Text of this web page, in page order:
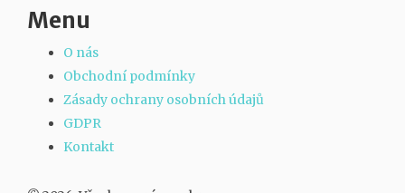
Menu
O nás
Obchodní podmínky
Zásady ochrany osobních údajů
GDPR
Kontakt